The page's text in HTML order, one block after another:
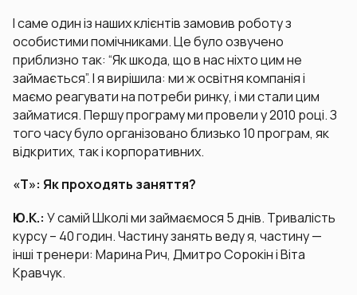
І саме один із наших клієнтів замовив роботу з
особистими помічниками. Це було озвучено
приблизно так: “Як шкода, що в нас ніхто цим не
займається”. І я вирішила: ми ж освітня компанія і
маємо реагувати на потреби ринку, і ми стали цим
займатися. Першу програму ми провели у 2010 році. З
того часу було організовано близько 10 програм, як
відкритих, так і корпоративних.
«Т»: Як проходять заняття?
Ю.К.: У самій Школі ми займаємося 5 днів. Тривалість
курсу – 40 годин. Частину занять веду я, частину —
інші тренери: Марина Рич, Дмитро Сорокін і Віта
Кравчук.